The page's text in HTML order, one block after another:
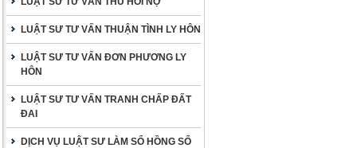
LUẬT SƯ TƯ VẤN THUẬN TÌNH LY HÔN
LUẬT SƯ TƯ VẤN ĐƠN PHƯƠNG LY
HÔN
LUẬT SƯ TƯ VẤN TRANH CHẤP ĐẤT
ĐAI
DỊCH VỤ LUẬT SƯ LÀM SỔ HỒNG SỔ